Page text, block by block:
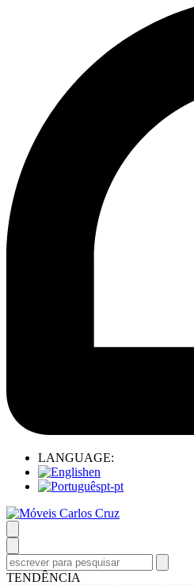
LANGUAGE:
en
pt-pt
Pesquisar
por:
TENDÊNCIA